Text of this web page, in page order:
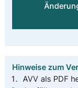
Hinweise zum
AVV als PDF